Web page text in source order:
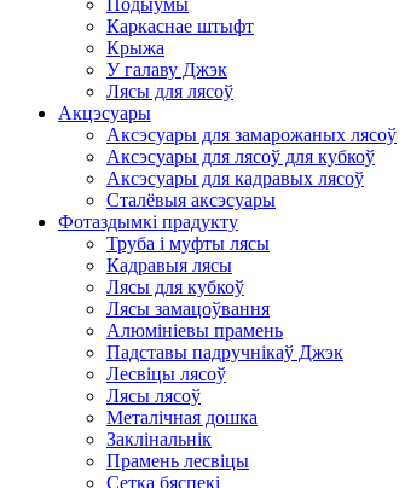
Каркаснае штыфт
Крыжа
У галаву Джэк
Лясы для лясоў
Акцэсуары
Аксэсуары для замарожаных лясоў
Аксэсуары для лясоў для кубкоў
Аксэсуары для кадравых лясоў
Сталёвыя аксэсуары
Фотаздымкі прадукту
Труба і муфты лясы
Кадравыя лясы
Лясы для кубкоў
Лясы замацоўвання
Алюмініевы прамень
Падставы падручнікаў Джэк
Лесвіцы лясоў
Лясы лясоў
Металічная дошка
Заклінальнік
Прамень лесвіцы
Сетка бяспекі